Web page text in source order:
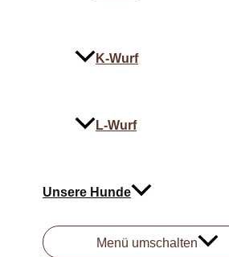
K-Wurf
L-Wurf
Unsere Hunde
Menü umschalten